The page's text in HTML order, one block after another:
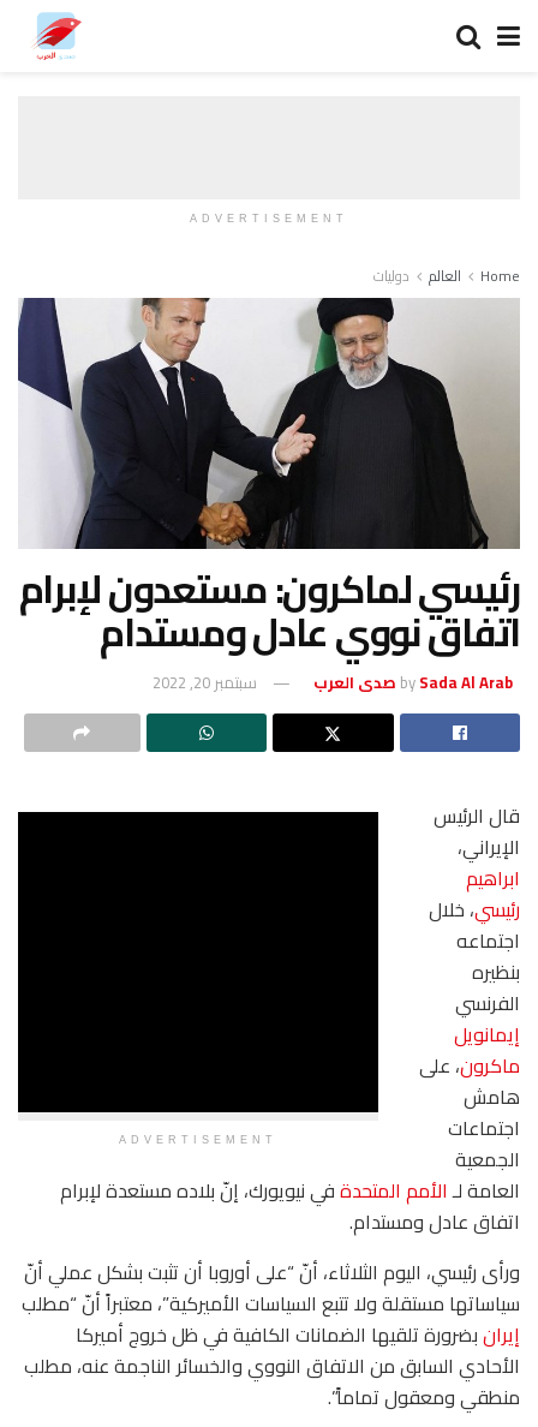
ADVERTISEMENT
Home العالم دوليات
رئيسي لماكرون: مستعدون لإبرام
اتفاق نووي عادل ومستدام
bySada Al Arab صدى العرب سبتمبر 20, 2022
ADVERTISEMENT
قال الرئيس
الإيراني،
ابراهيم
رئيسي، خلال
اجتماعه
بنظيره
الفرنسي
إيمانويل
ماكرون، على
هامش
اجتماعات
الجمعية
العامة لـالأمم المتحدةفي نيويورك، إنّ بلاده مستعدة لإبرام
اتفاق عادل ومستدام.
ورأى رئيسي، اليوم الثلاثاء، أنّ “على أوروبا أن تثبت بشكل عملي أنّ
سياساتها مستقلة ولا تتبع السياسات الأميركية”، معتبراً أنّ “مطلب
إيرانبضرورة تلقيها الضمانات الكافية في ظل خروج أميركا
الأحادي السابق من الاتفاق النووي والخسائر الناجمة عنه، مطلب
منطقي ومعقول تماماً”.